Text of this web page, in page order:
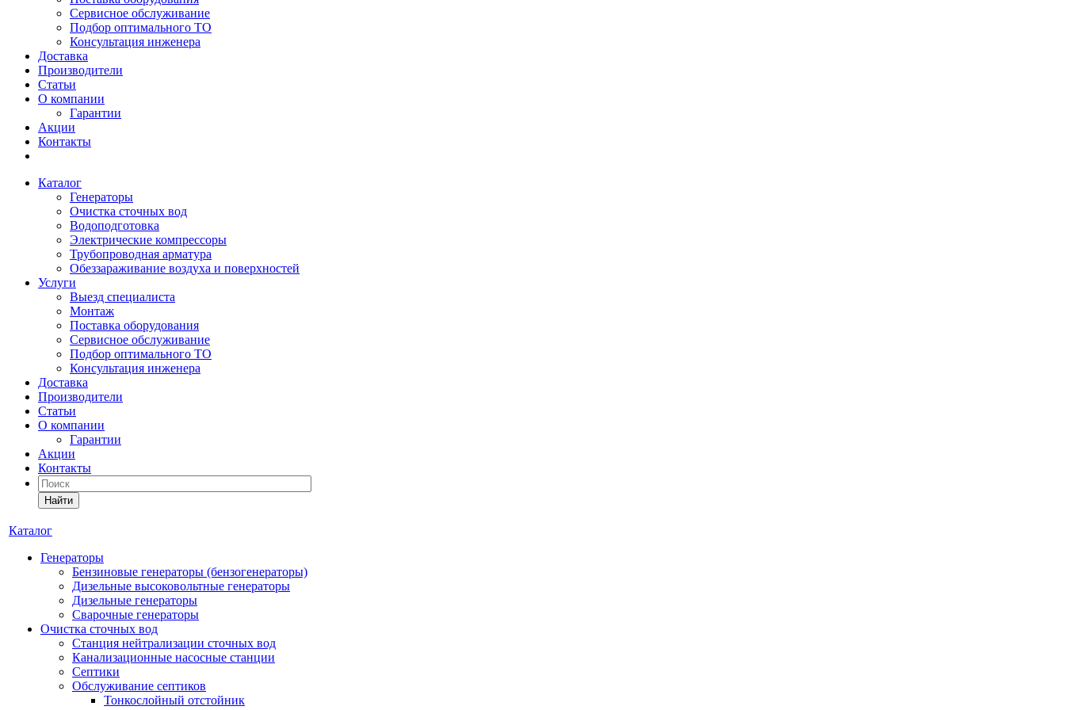
Сервисное обслуживание
Подбор оптимального ТО
Консультация инженера
Доставка
Производители
Статьи
О компании
Гарантии
Акции
Контакты
Каталог
Генераторы
Очистка сточных вод
Водоподготовка
Электрические компрессоры
Трубопроводная арматура
Обеззараживание воздуха и поверхностей
Услуги
Выезд специалиста
Монтаж
Поставка оборудования
Сервисное обслуживание
Подбор оптимального ТО
Консультация инженера
Доставка
Производители
Статьи
О компании
Гарантии
Акции
Контакты
Найти
Каталог
Генераторы
Бензиновые генераторы (бензогенераторы)
Дизельные высоковольтные генераторы
Дизельные генераторы
Сварочные генераторы
Очистка сточных вод
Станция нейтрализации сточных вод
Канализационные насосные станции
Септики
Обслуживание септиков
Тонкослойный отстойник